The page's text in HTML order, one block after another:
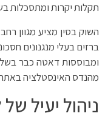
תקלות יקרות ומתסכלות
השוק בסין מציע מגוון
ברזים בעלי מנגנונים
ומבוססות דאטה כבר
מהנדס האינסטלציה
ניהול יעיל